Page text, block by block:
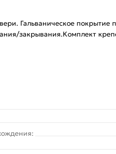
Гальваническое покрытие
закрывания.Комплект